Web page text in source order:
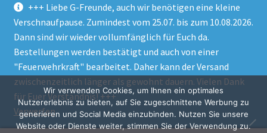
+++ Liebe G-Freunde, auch wir benötigen eine kleine
Verschnaufpause. Zumindest vom 25.07. bis zum 10.08.2026.
Dann sind wir wieder vollumfänglich für Euch da.
Bestellungen werden bestätigt und auch von einer
"Feuerwehrkraft" bearbeitet. Daher kann der Versand
zwischenzeitlich länger als gewohnt dauern. Vielen Dank
für Euer Verständnis! +++
Verwerfen
© GParts24 - G-Klasse w463 Trittbretter, Felgen,
Ersatzteile & Zubebehör.
Datenschutzerklärung
Alle Preise inkl. der gesetzlichen MwSt.
Wir verwenden Cookies, um Ihnen ein optimales
Nutzererlebnis zu bieten, auf Sie zugeschnittene Werbung zu
generieren und Social Media einzubinden. Nutzen Sie unsere
Website oder Dienste weiter, stimmen Sie der Verwendung zu.